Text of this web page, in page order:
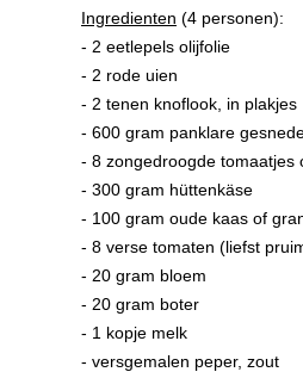
Ingredienten (4 personen):
- 2 eetlepels olijfolie
- 2 rode uien
- 2 tenen knoflook, in plakjes
- 600 gram panklare
- 8 zongedroogde tomaatjes
- 300 gram hüttenkäse
- 100 gram oude kaas of
- 8 verse tomaten (liefst
- 20 gram bloem
- 20 gram boter
- 1 kopje melk
- versgemalen peper, zout